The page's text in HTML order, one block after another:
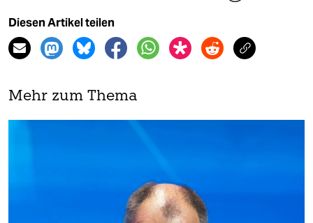
Diesen Artikel teilen
Mehr zum Thema